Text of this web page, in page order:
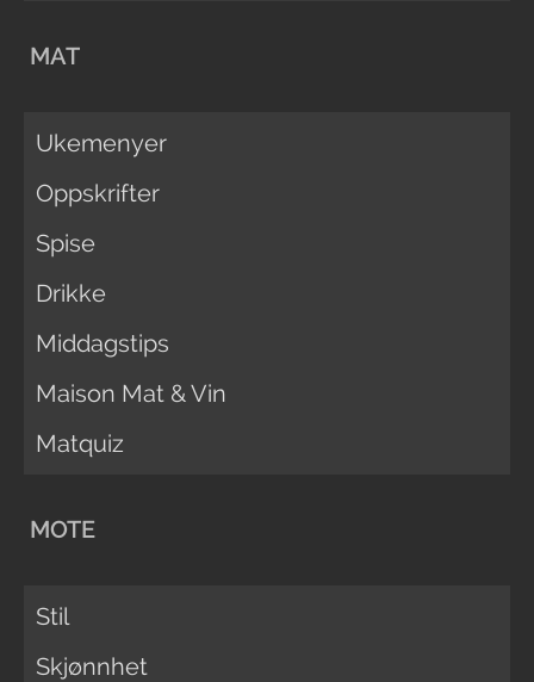
MAT
Ukemenyer
Oppskrifter
Spise
Drikke
Middagstips
Maison Mat & Vin
Matquiz
MOTE
Stil
Skjønnhet